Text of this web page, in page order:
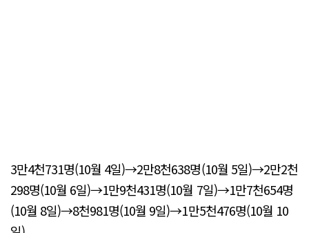
3만4천731명(10월 4일)→2만8천638명(10월 5일)→2만2천
298명(10월 6일)→1만9천431명(10월 7일)→1만7천654명
(10월 8일)→8천981명(10월 9일)→1만5천476명(10월 10